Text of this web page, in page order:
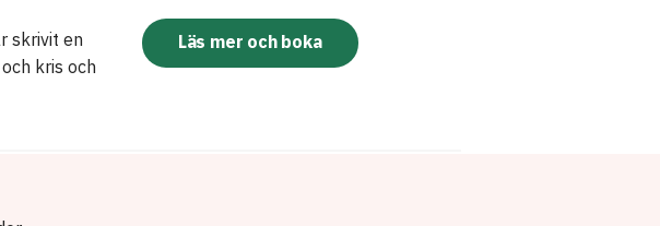
skrivit en
kris och
Läs mer och boka